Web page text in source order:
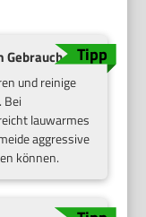
Gebrauch
und reinige
Bei
lauwarmes
aggressive
können.